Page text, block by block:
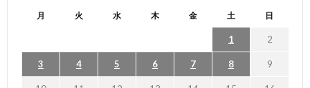
月 火 水 木 金 土 日
1 2
3 4 5 6 7 8 9